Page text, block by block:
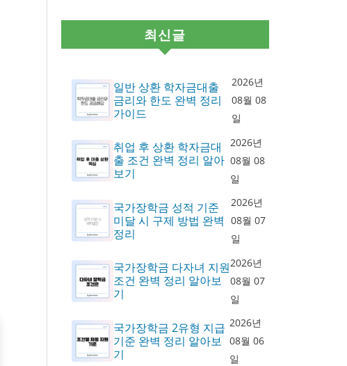
최신글
일반 상환 학자금대출
금리와 한도 완벽 정리
가이드
2026년
08월 08
일
취업 후 상환 학자금대
출 조건 완벽 정리 알아
보기
2026년
08월 08
일
국가장학금 성적 기준
미달 시 구제 방법 완벽
정리
2026년
08월 07
일
국가장학금 다자녀 지원
조건 완벽 정리 알아보
기
2026년
08월 07
일
국가장학금 2유형 지급
기준 완벽 정리 알아보
기
2026년
08월 06
일